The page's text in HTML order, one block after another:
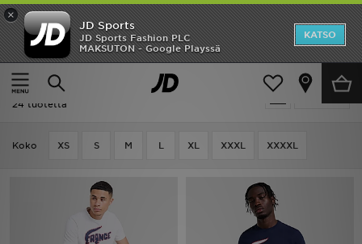
×
JD Sports
JD Sports Fashion PLC
MAKSUTON - Google Playssä
KATSO
Etusivu
Miehet Miesten vaatteet T-paidat
Suodata
Miehet - Lacoste T-paidat
24 tuotetta
Koko XS S M L XL XXXL XXXXL
Etusivu
ALE
Uutuudet